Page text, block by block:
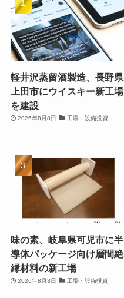
軽井沢蒸留酒製造、長野県
上田市にウイスキー新工場
を建設
2026年8月8日 工場・設備投資
味の素、岐阜県可児市に半
導体パッケージ向け層間絶
縁材料の新工場
2026年8月3日 工場・設備投資